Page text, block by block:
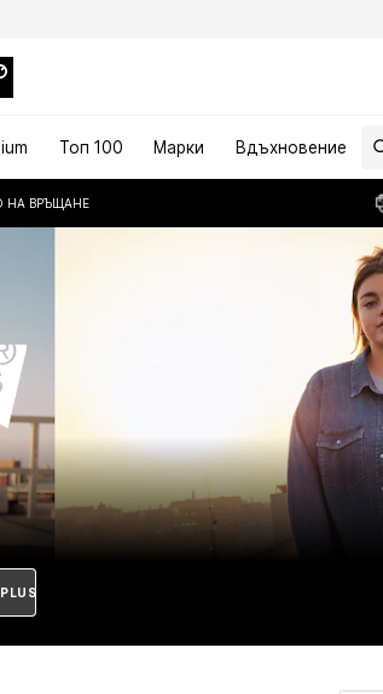
Топ 100 Марки Вдъхновение
НА ВРЪЩАНЕ